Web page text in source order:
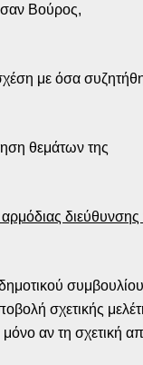
Βούρος,
με όσα
θεμάτων της
διεύθυνσης
σχετικής
αν τη σχετική